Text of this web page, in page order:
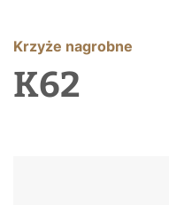
Krzyże nagrobne
K62